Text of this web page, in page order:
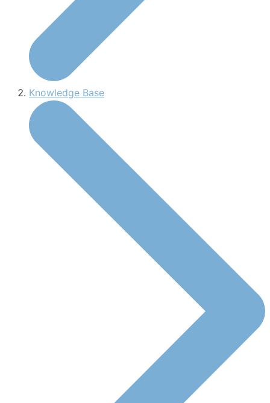
Knowledge Base